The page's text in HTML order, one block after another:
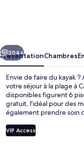
Suivant
204+
PrésentationChambres
Envie de faire du kayak ?
votre séjour à la plage à
disponibles figurent 6
gratuit, l'idéal pour des
également prendre soin
Les options de
les 2 bars en bord de
VIP Access